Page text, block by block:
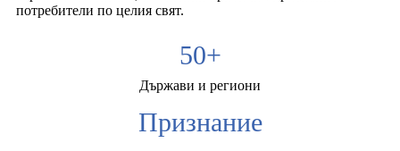
потребители по целия свят.
50+
Държави и региони
Признание